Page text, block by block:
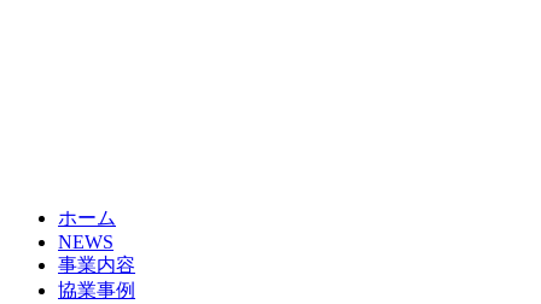
ホーム
NEWS
事業内容
協業事例